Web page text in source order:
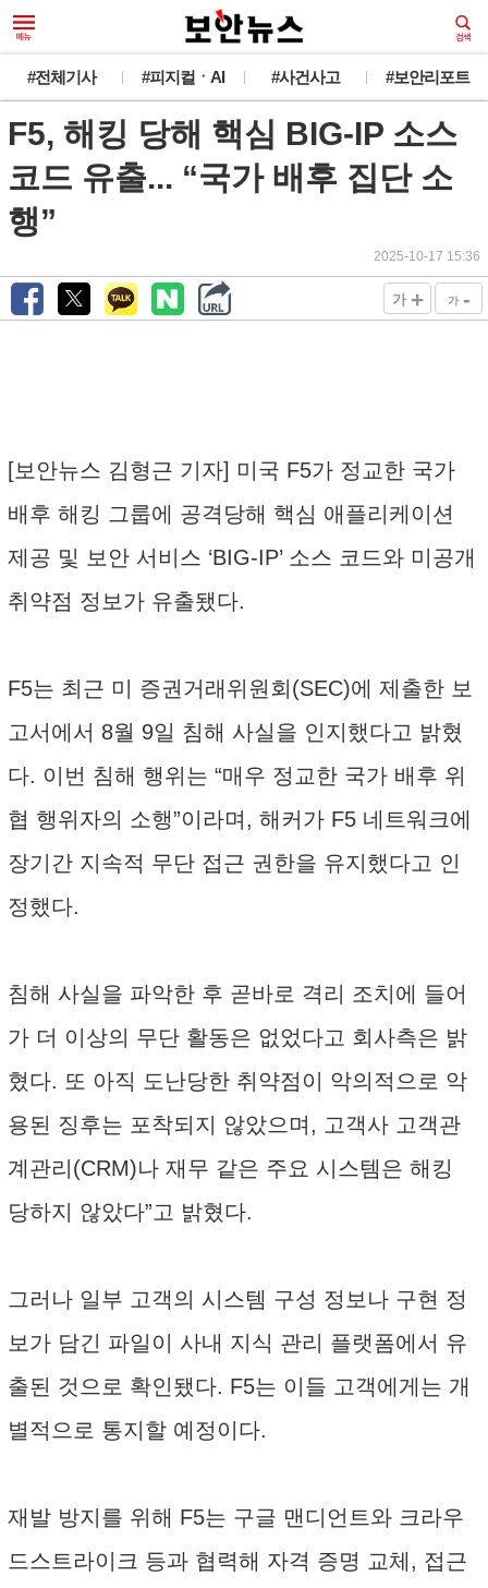
#전체기사 #피지컬ㆍAI #사건사고 #보안리포트
F5, 해킹 당해 핵심 BIG-IP 소스
코드 유출... “국가 배후 집단 소
행”
2025-10-17 15:36
가 + 가 -
[보안뉴스 김형근 기자] 미국 F5가 정교한 국가
배후 해킹 그룹에 공격당해 핵심 애플리케이션
제공 및 보안 서비스 ‘BIG-IP’ 소스 코드와 미공개
취약점 정보가 유출됐다.
F5는 최근 미 증권거래위원회(SEC)에 제출한 보
고서에서 8월 9일 침해 사실을 인지했다고 밝혔
다. 이번 침해 행위는 “매우 정교한 국가 배후 위
협 행위자의 소행”이라며, 해커가 F5 네트워크에
장기간 지속적 무단 접근 권한을 유지했다고 인
정했다.
침해 사실을 파악한 후 곧바로 격리 조치에 들어
가 더 이상의 무단 활동은 없었다고 회사측은 밝
혔다. 또 아직 도난당한 취약점이 악의적으로 악
용된 징후는 포착되지 않았으며, 고객사 고객관
계관리(CRM)나 재무 같은 주요 시스템은 해킹
당하지 않았다”고 밝혔다.
그러나 일부 고객의 시스템 구성 정보나 구현 정
보가 담긴 파일이 사내 지식 관리 플랫폼에서 유
출된 것으로 확인됐다. F5는 이들 고객에게는 개
별적으로 통지할 예정이다.
재발 방지를 위해 F5는 구글 맨디언트와 크라우
드스트라이크 등과 협력해 자격 증명 교체, 접근
새로운 뉴스가 도착했습니다.
韓 외교관 전원 해킹 추정... 최대 1만건 유출